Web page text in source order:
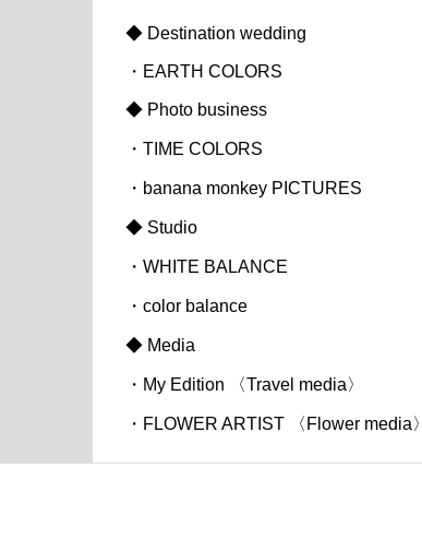
◆ Destination wedding
・ EARTH COLORS
◆ Photo business
・ TIME COLORS
・banana monkey PICTURES
◆ Studio
・ WHITE BALANCE
・ color balance
◆ Media
・ My Edition 〈Travel media〉
・FLOWER ARTIST 〈Flower media〉